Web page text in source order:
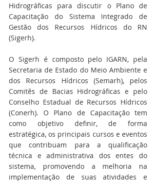
Hidrográficas para discutir o Plano de
Capacitação do Sistema Integrado de
Gestão dos Recursos Hídricos do RN
(Sigerh).
O Sigerh é composto pelo IGARN, pela
Secretaria de Estado do Meio Ambiente e
dos Recursos Hídricos (Semarh), pelos
Comitês de Bacias Hidrográficas e pelo
Conselho Estadual de Recursos Hídricos
(Conerh). O Plano de Capacitação tem
como objetivo definir, de forma
estratégica, os principais cursos e eventos
que contribuam para a qualificação
técnica e administrativa dos entes do
sistema, promovendo a melhoria na
implementação de suas atividades e